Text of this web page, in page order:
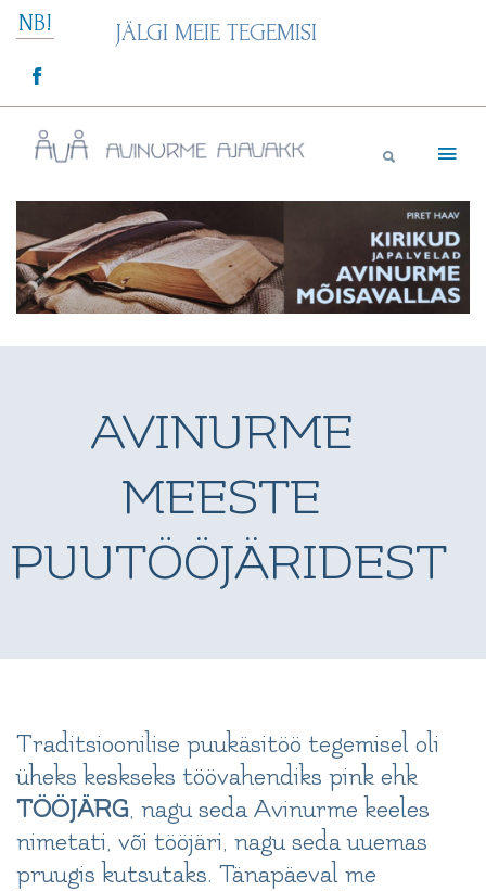
Skip
NB! JÄLGI MEIE TEGEMISI
Avinurme Ajavakk
AVINURME
MEESTE
PUUTÖÖJÄRIDEST
Traditsioonilise puukäsitöö tegemisel oli
üheks keskseks töövahendiks pink ehk
TÖÖJÄRG, nagu seda Avinurme keeles
nimetati, või tööjäri, nagu seda uuemas
pruugis kutsutaks. Tänapäeval me